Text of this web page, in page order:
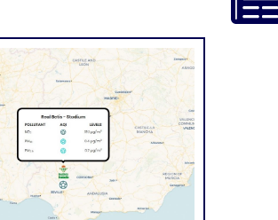
de Proyectos de
Investigación